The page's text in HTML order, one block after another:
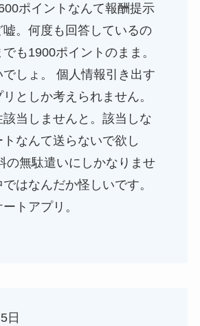
ポイントなんて報酬提示
嘘。何度も回答しているの
も1900ポイントのまま。
でしょ。 個人情報引き出す
としか考えられません。
当しませんと。該当しな
なんて送らないで欲し
の無駄遣いにしかなりませ
はなんだか怪しいです。
トアプリ。
日